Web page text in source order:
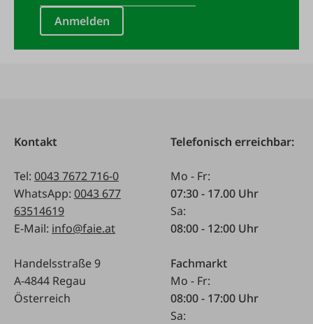
Anmelden
Kontakt
Tel: 0043 7672 716-0
WhatsApp: 0043 677
63514619
E-Mail: info@faie.at
Handelsstraße 9
A-4844 Regau
Österreich
Telefonisch erreichbar:
Mo - Fr:
07:30 - 17.00 Uhr
Sa:
08:00 - 12:00 Uhr
Fachmarkt
Mo - Fr:
08:00 - 17:00 Uhr
Sa: